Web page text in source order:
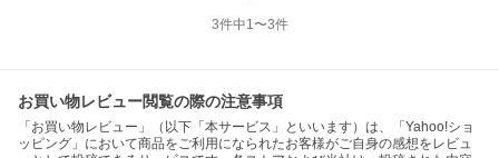
3件中1〜3件
お買い物レビュー閲覧の際の注意事項
「お買い物レビュー」（以下「本サービス」といいます）は、「Yahoo!ショ
ッピング」において商品をご利用になられたお客様がご自身の感想をレビュ